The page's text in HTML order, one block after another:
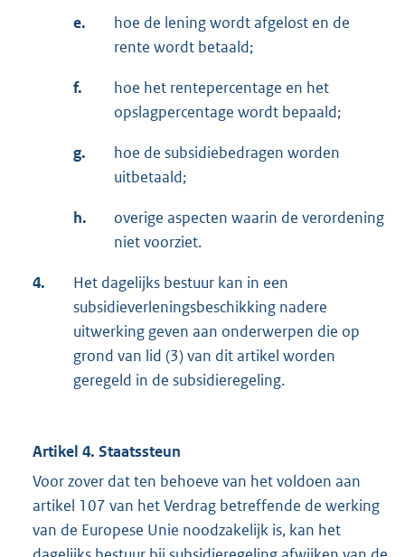
e.
hoe de lening wordt afgelost en de
rente wordt betaald;
f.
hoe het rentepercentage en het
opslagpercentage wordt bepaald;
g.
hoe de subsidiebedragen worden
uitbetaald;
h.
overige aspecten waarin de verordening
niet voorziet.
4.
Het dagelijks bestuur kan in een
subsidieverleningsbeschikking nadere
uitwerking geven aan onderwerpen die op
grond van lid (3) van dit artikel worden
geregeld in de subsidieregeling.
Artikel 4. Staatssteun
Voor zover dat ten behoeve van het voldoen aan
artikel 107 van het Verdrag betreffende de werking
van de Europese Unie noodzakelijk is, kan het